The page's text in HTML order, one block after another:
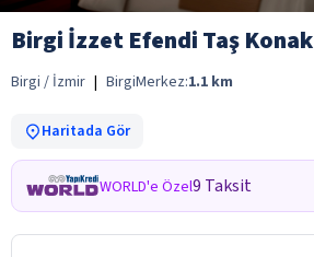
Birgi İzzet Efendi Taş Konak
Birgi / İzmir | BirgiMerkez:1.1 km
Haritada Gör
WORLD'e Özel9 Taksit